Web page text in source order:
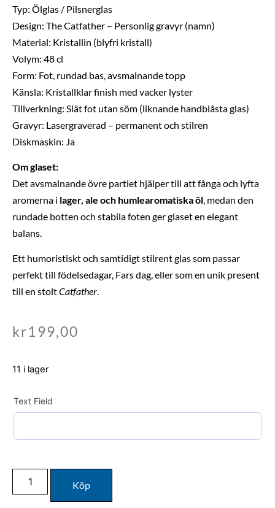
Typ: Ölglas / Pilsnerglas
Design: The Catfather – Personlig gravyr (namn)
Material: Kristallin (blyfri kristall)
Volym: 48 cl
Form: Fot, rundad bas, avsmalnande topp
Känsla: Kristallklar finish med vacker lyster
Tillverkning: Slät fot utan söm (liknande handblåsta glas)
Gravyr: Lasergraverad – permanent och stilren
Diskmaskin: Ja
Om glaset:
Det avsmalnande övre partiet hjälper till att fånga och lyfta
aromerna i lager, ale och humlearomatiska öl, medan den
rundade botten och stabila foten ger glaset en elegant
balans.
Ett humoristiskt och samtidigt stilrent glas som passar
perfekt till födelsedagar, Fars dag, eller som en unik present
till en stoltCatfather.
kr199,00
11 i lager
Text Field
Köp